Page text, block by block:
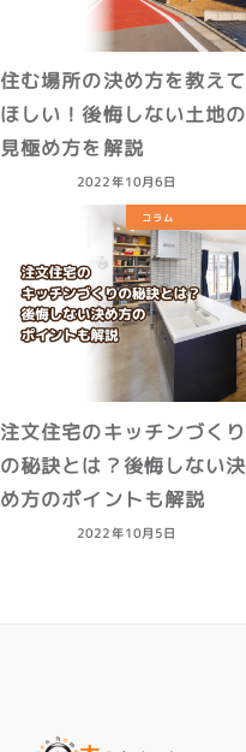
住む場所の決め方を教えて
ほしい！後悔しない土地の
見極め方を解説
2022年10月6日
コラム
注文住宅のキッチンづくり
の秘訣とは？後悔しない決
め方のポイントも解説
2022年10月5日